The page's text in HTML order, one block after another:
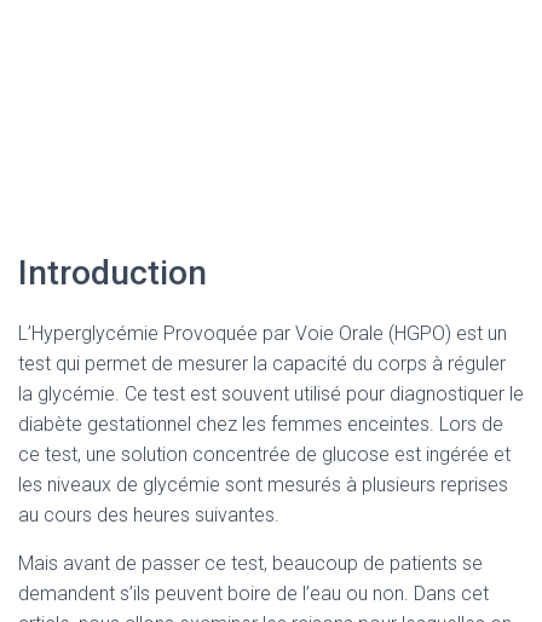
Introduction
L’Hyperglycémie Provoquée par Voie Orale (HGPO) est un
test qui permet de mesurer la capacité du corps à réguler
la glycémie. Ce test est souvent utilisé pour diagnostiquer le
diabète gestationnel chez les femmes enceintes. Lors de
ce test, une solution concentrée de glucose est ingérée et
les niveaux de glycémie sont mesurés à plusieurs reprises
au cours des heures suivantes.
Mais avant de passer ce test, beaucoup de patients se
demandent s’ils peuvent boire de l’eau ou non. Dans cet